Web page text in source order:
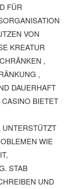
FÜR
VON E
KREATUR E
, SI
, AB
SE
BIETET AU
SIE
WIE SPI
TRA
UND HEL